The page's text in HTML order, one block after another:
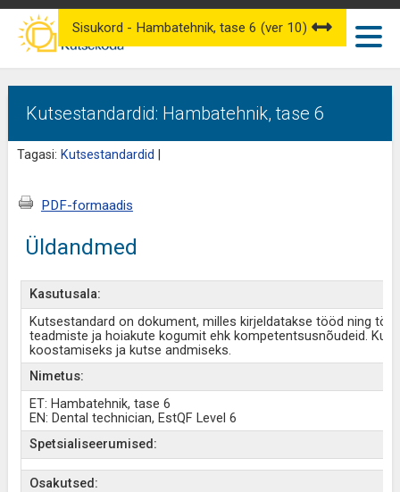
Kutsestandardid: Hambatehnik, tase 6
Tagasi: Kutsestandardid
Sisukord - Hambatehnik, tase 6 (ver 10)
PDF-formaadis
Üldandmed
Kasutusala:
Kutsestandard on dokument, milles kirjeldatakse tööd ning
teadmiste ja hoiakute kogumit ehk kompetentsusnõudeid.
koostamiseks ja kutse andmiseks.
Nimetus:
ET: Hambatehnik, tase 6
EN: Dental technician, EstQF Level 6
Spetsialiseerumised:
Osakutsed: